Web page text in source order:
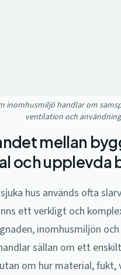
inomhusmiljö handlar om
ventilation och
mellan
och upplevda
hus används ofta
ett verkligt och
inomhusmiljön
sällan om ett
om hur material, fukt,